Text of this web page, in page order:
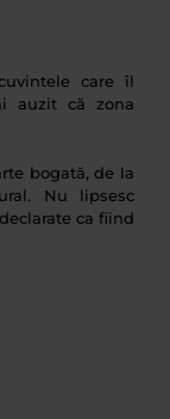
care îl
auzit că zona
bogată, de la
Nu lipsesc
ca fiind